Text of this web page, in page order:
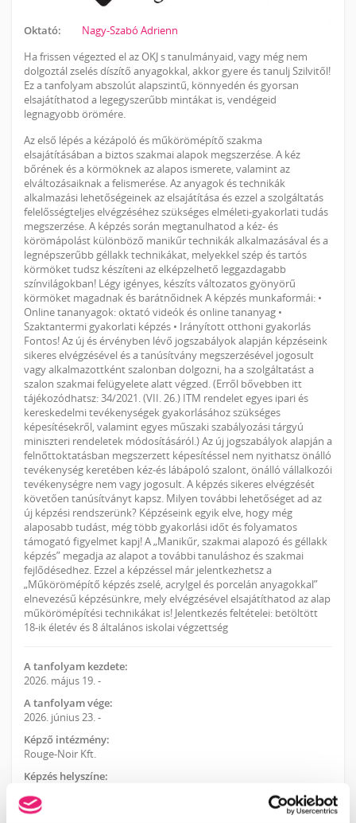
Oktató:
Nagy-Szabó Adrienn
Ha frissen végezted el az OKJ s tanulmányaid, vagy még nem
dolgoztál zselés díszítő anyagokkal, akkor gyere és tanulj Szilvitől!
Ez a tanfolyam abszolút alapszintű, könnyedén és gyorsan
elsajátíthatod a legegyszerűbb mintákat is, vendégeid
legnagyobb örömére.
Az első lépés a kézápoló és műkörömépítő szakma
elsajátításában a biztos szakmai alapok megszerzése. A kéz
bőrének és a körmöknek az alapos ismerete, valamint az
elváltozásaiknak a felismerése. Az anyagok és technikák
alkalmazási lehetőségeinek az elsajátítása és ezzel a szolgáltatás
felelősségteljes elvégzéséhez szükséges elméleti-gyakorlati tudás
megszerzése. A képzés során megtanulhatod a kéz- és
körömápolást különböző manikűr technikák alkalmazásával és a
legnépszerűbb géllakk technikákat, melyekkel szép és tartós
körmöket tudsz készíteni az elképzelhető leggazdagabb
színvilágokban! Légy igényes, készíts változatos gyönyörű
körmöket magadnak és barátnőidnek A képzés munkaformái: •
Online tananyagok: oktató videók és online tananyag •
Szaktantermi gyakorlati képzés • Irányított otthoni gyakorlás
Fontos! Az új és érvényben lévő jogszabályok alapján képzéseink
sikeres elvégzésével és a tanúsítvány megszerzésével jogosult
vagy alkalmazottként szalonban dolgozni, ha a szolgáltatást a
szalon szakmai felügyelete alatt végzed. (Erről bővebben itt
tájékozódhatsz: 34/2021. (VII. 26.) ITM rendelet egyes ipari és
kereskedelmi tevékenységek gyakorlásához szükséges
képesítésekről, valamint egyes műszaki szabályozási tárgyú
miniszteri rendeletek módosításáról.) Az új jogszabályok alapján a
felnőttoktatásban megszerzett képesítéssel nem nyithatsz önálló
tevékenység keretében kéz-és lábápoló szalont, önálló vállalkozói
tevékenységre nem vagy jogosult. A képzés sikeres elvégzését
követően tanúsítványt kapsz. Milyen további lehetőséget ad az
új képzési rendszerünk? Képzéseink egyik elve, hogy még
alaposabb tudást, még több gyakorlási időt és folyamatos
támogató figyelmet kapj! A „Manikűr, szakmai alapozó és géllakk
képzés” megadja az alapot a további tanuláshoz és szakmai
fejlődésedhez. Ezzel a képzéssel már jelentkezhetsz a
„Műkörömépítő képzés zselé, acrylgel és porcelán anyagokkal”
elnevezésű képzésünkre, mely elvégzésével elsajátíthatod az alap
műkörömépítési technikákat is! Jelentkezés feltételei: betöltött
18-ik életév és 8 általános iskolai végzettség
A tanfolyam kezdete:
2026. május 19. -
A tanfolyam vége:
2026. június 23. -
Képző intézmény:
Rouge-Noir Kft.
Képzés helyszíne:
A tanfolyam díja: